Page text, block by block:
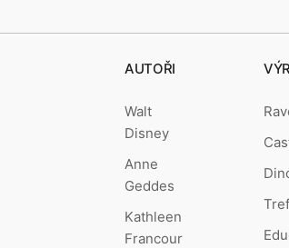
AUTOŘI
Walt
Disney
Anne
Geddes
Kathleen
Francour